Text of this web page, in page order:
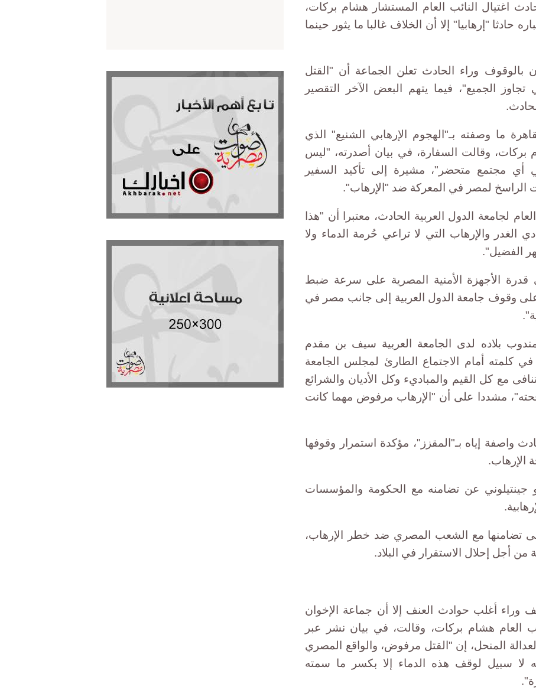
اغتيال النائب العام المستشار هشام بركات،
حادثا "إرهابيا" إلا أن الخلاف غالبا ما يثور حينما
بالوقوف وراء الحادث تعلن الجماعة أن "القتل
الجميع"، فيما يتهم البعض الآخر التقصير
ما وصفته بـ"الهجوم الإرهابي الشنيع" الذي
بركات، وقالت السفارة، في بيان أصدرته، "ليس
مجتمع متحضر"، مشيرة إلى تأكيد السفير
الراسخ لمصر في المعركة ضد "الإرهاب".
لجامعة الدول العربية الحادث، معتبرا أن "هذا
الغدر والإرهاب التي لا تراعي حُرمة الدماء ولا
الفضيل".
قدرة الأجهزة الأمنية المصرية على سرعة ضبط
على وقوف جامعة الدول العربية إلى جانب مصر في
بلاده لدى الجامعة العربية سيف بن مقدم
في كلمته أمام الاجتماع الطارئ لمجلس الجامعة
مع كل القيم والمباديء وكل الأديان والشرائع
مشددا على أن "الإرهاب مرفوض مهما كانت
واصفة إياه بـ"المقزز"، مؤكدة استمرار وقوفها
الإرهاب.
جينتيلوني عن تضامنه مع الحكومة والمؤسسات
تضامنها مع الشعب المصري ضد خطر الإرهاب،
من أجل إحلال الاستقرار في البلاد.
وراء أغلب حوادث العنف إلا أن جماعة الإخوان
العام هشام بركات، وقالت، في بيان نشر عبر
المنحل، إن "القتل مرفوض، والواقع المصري
لا سبيل لوقف هذه الدماء إلا بكسر ما سمته